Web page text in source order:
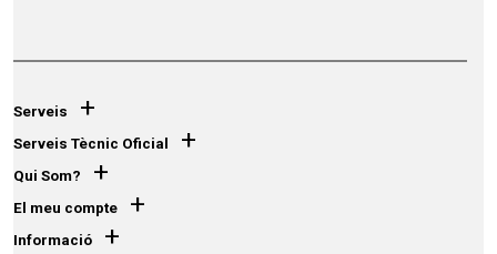
Serveis +
Serveis Tècnic Oficial +
Qui Som? +
El meu compte +
Informació +